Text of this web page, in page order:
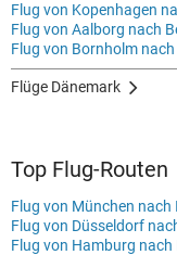
Flug von Kopenhagen
Flug von Aalborg nach
Flug von Bornholm nach
Flüge Dänemark
Top Flug-Routen
Flug von München
Flug von Düsseldorf
Flug von Hamburg nach